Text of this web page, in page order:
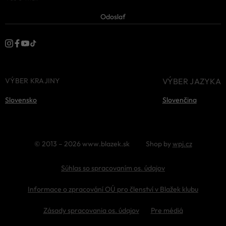
Obchodné podmienky
Ambasádori
Kariéra
Odoslať
VÝBER KRAJINY
Slovensko
VÝBER JAZYKA
Slovenčina
© 2013 – 2026 www.blazek.sk Shop bywpj.cz
Súhlas so spracovaním os. údajov
Informace o zpracování OÚ pro členství v Blažek klubu
Zásady spracovania os. údajov Pre médiá